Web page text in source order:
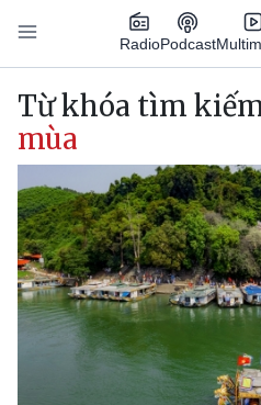
Nhảy đến nội dung
RadioPodcast
Main navigation
Từ khóa tìm
mùa